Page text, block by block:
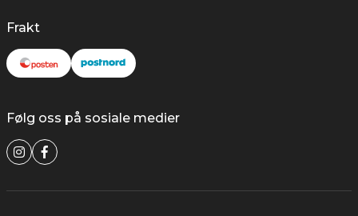
Frakt
Følg oss på sosiale medier